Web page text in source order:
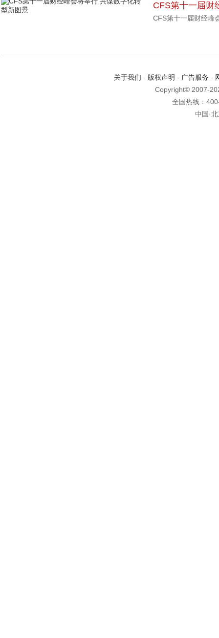
CFS第十一届财
新图景
CFS第十一届财经峰
关于我们 - 版权声明 - 广告服务 -
Copyright© 2007-
全国热线：
中国·